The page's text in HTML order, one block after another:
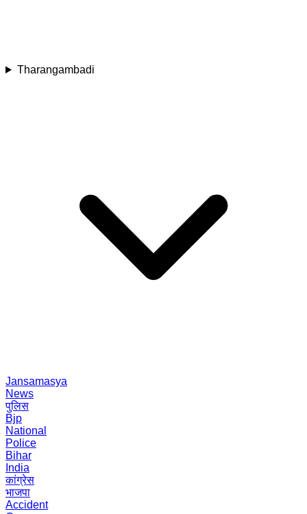
Tharangambadi
Jansamasya
News
पुलिस
Bjp
National
Police
Bihar
India
कांग्रेस
भाजपा
Accident